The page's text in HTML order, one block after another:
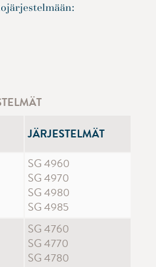
JÄRJESTELMÄT
SG 4960
SG 4970
SG 4980
SG 4985
SG 4760
SG 4770
SG 4780